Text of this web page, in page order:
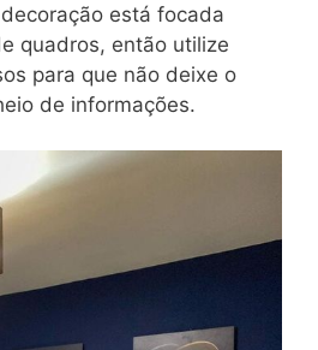
está focada
quadros, então utilize
para que não deixe o
de informações.